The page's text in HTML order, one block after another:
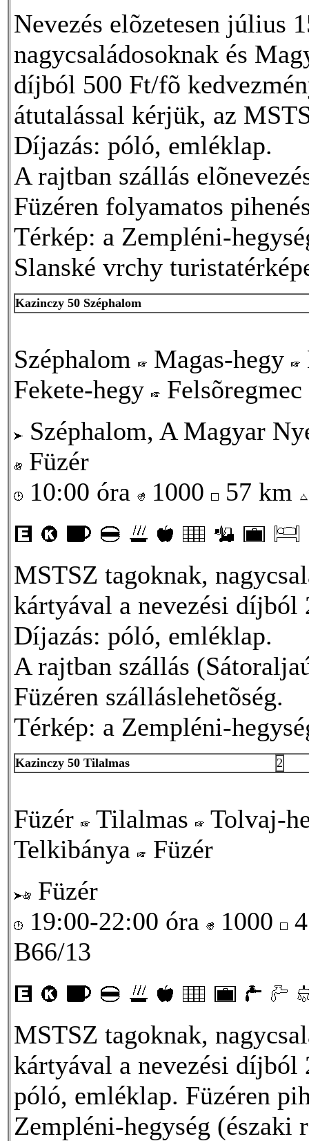
Nevezés elõzetesen július
nagycsaládosoknak és
díjból 500 Ft/fõ
átutalással kérjük, az
Díjazás: póló, emléklap.
A rajtban szállás
Füzéren folyamatos
Térkép: a Zempléni-
Slanské vrchy
Kazinczy 50 Széphalom
Széphalom Magas-hegy
Fekete-hegy
Felsõregmec
Széphalom, A Magyar
Füzér
10:00 óra
1000 57 km
MSTSZ tagoknak,
kártyával a nevezési díjból
Díjazás: póló, emléklap.
A rajtban szállás
Füzéren szálláslehetõség.
Térkép: a Zempléni-
Kazinczy 50 Tilalmas 2
Füzér Tilalmas
Tolvaj-
Telkibánya
Füzér
Füzér
19:00-22:00 óra
1000
B66/13
MSTSZ tagoknak,
kártyával a nevezési
póló, emléklap. Füzéren
Zempléni-hegység (északi